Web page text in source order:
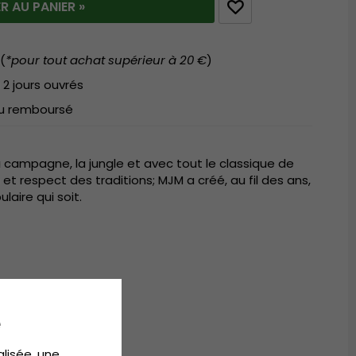
AU PANIER »
*pour tout achat supérieur à 20 €)
jours ouvrés
remboursé
campagne, la jungle et avec tout le classique de
respect des traditions; MJM a créé, au fil des ans,
qui soit.
écologique.